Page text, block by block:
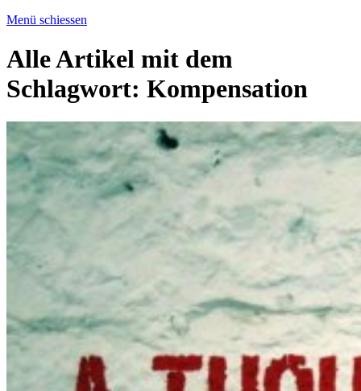
Menü schiessen
Alle Artikel mit dem
Schlagwort: Kompensation